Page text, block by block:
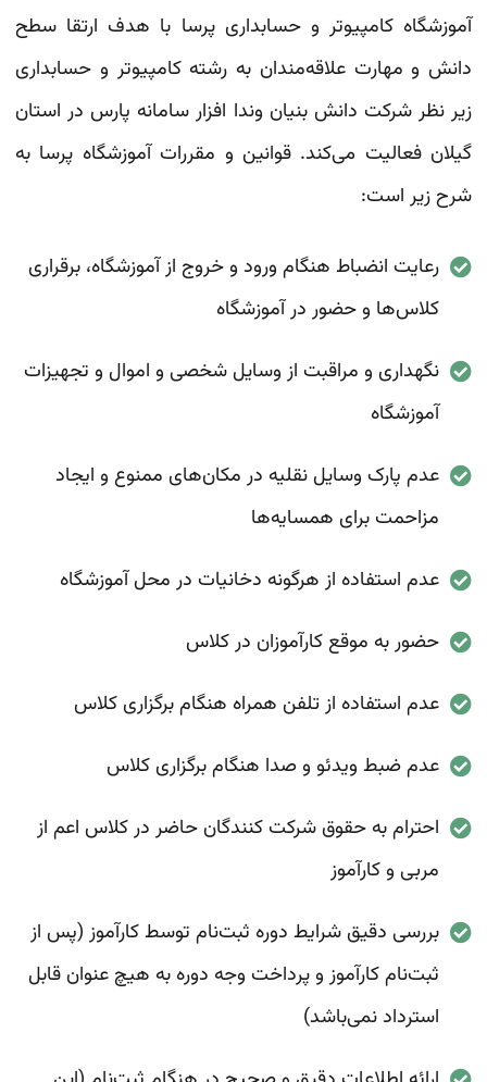
آموزشگاه کامپیوتر و حسابداری پرسا با هدف ارتقا سطح
دانش و مهارت علاقه‌مندان به رشته کامپیوتر و حسابداری
زیر نظر شرکت دانش بنیان وندا افزار سامانه پارس در استان
گیلان فعالیت می‌کند. قوانین و مقررات آموزشگاه پرسا به
شرح زیر است:
رعایت انضباط هنگام ورود و خروج از آموزشگاه، برقراری
کلاس‌ها و حضور در آموزشگاه
نگهداری و مراقبت از وسایل شخصی و اموال و تجهیزات
آموزشگاه
عدم پارک وسایل نقلیه در مکان‌های ممنوع و ایجاد
مزاحمت برای همسایه‌ها
عدم استفاده از هرگونه دخانیات در محل آموزشگاه
حضور به موقع کارآموزان در کلاس
عدم استفاده از تلفن همراه هنگام برگزاری کلاس
عدم ضبط ویدئو و صدا هنگام برگزاری کلاس
احترام به حقوق شرکت کنندگان حاضر در کلاس اعم از
مربی و کار‌آموز
بررسی دقیق شرایط دوره ثبت‌نام توسط کارآموز (پس از
ثبت‌نام کارآموز و پرداخت وجه دوره به هیچ عنوان قابل
استرداد نمی‌باشد)